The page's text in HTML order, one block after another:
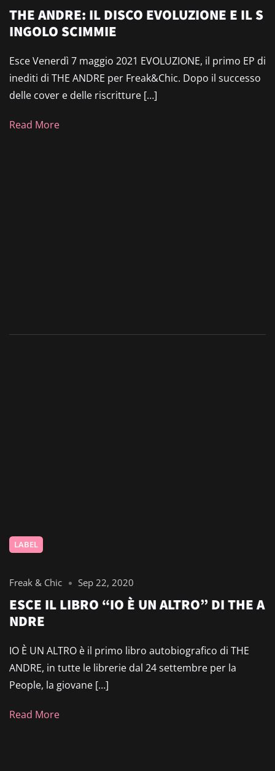
THE ANDRE: IL DISCO EVOLUZIONE E IL S
INGOLO SCIMMIE
Esce Venerdì 7 maggio 2021 EVOLUZIONE, il primo EP di
inediti di THE ANDRE per Freak&Chic. Dopo il successo
delle cover e delle riscritture […]
Read More
LABEL
Freak & Chic Sep 22, 2020
ESCE IL LIBRO “IO È UN ALTRO” DI THE A
NDRE
IO È UN ALTRO è il primo libro autobiografico di THE
ANDRE, in tutte le librerie dal 24 settembre per la
People, la giovane […]
Read More